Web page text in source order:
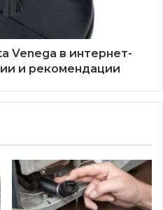
Venega в интернет-
и рекомендации